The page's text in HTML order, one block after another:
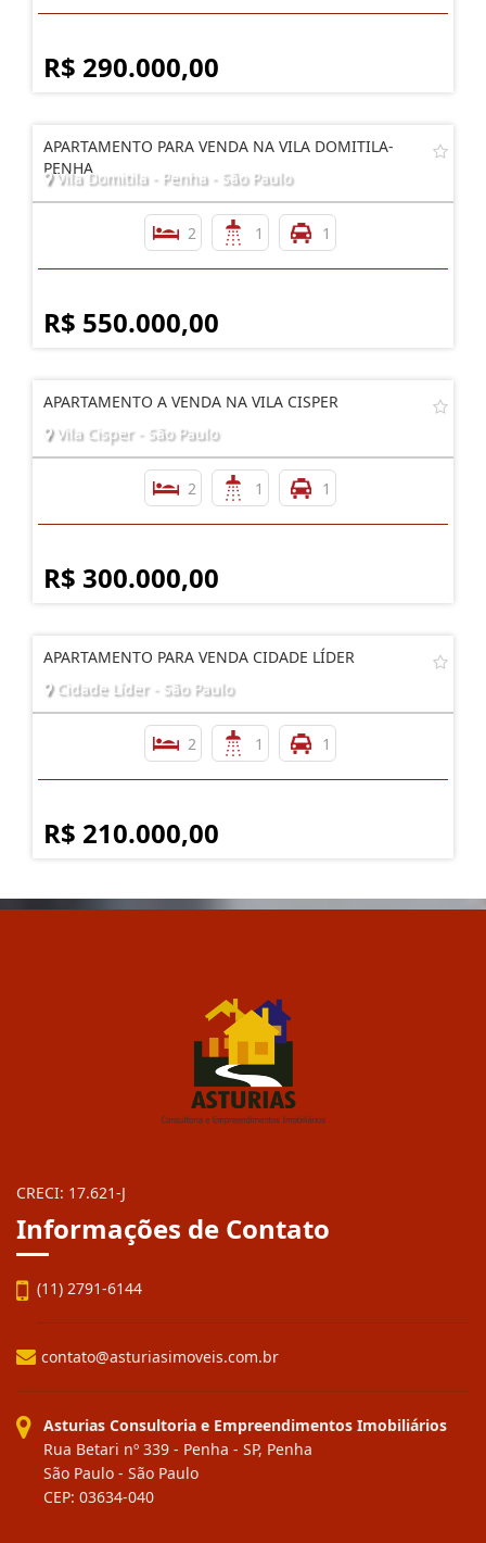
R$ 290.000,00
APARTAMENTO PARA VENDA NA VILA DOMITILA-
PENHA
Vila Domitila - Penha - São Paulo
2 1 1
R$ 550.000,00
APARTAMENTO A VENDA NA VILA CISPER
Vila Cisper - São Paulo
2 1 1
R$ 300.000,00
APARTAMENTO PARA VENDA CIDADE LÍDER
Cidade Líder - São Paulo
2 1 1
R$ 210.000,00
CRECI: 17.621-J
Informações de Contato
(11) 2791-6144
contato@asturiasimoveis.com.br
Asturias Consultoria e Empreendimentos Imobiliários
Rua Betari nº 339 - Penha - SP, Penha
São Paulo - São Paulo
CEP: 03634-040